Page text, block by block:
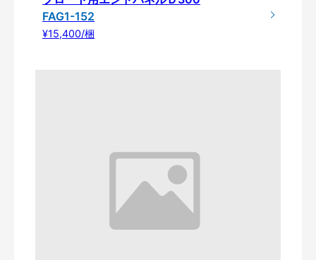
FAG1-152
¥15,400/梱